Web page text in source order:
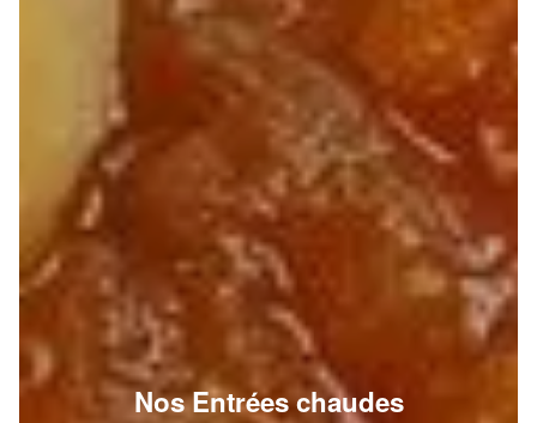
Nos Entrées chaudes